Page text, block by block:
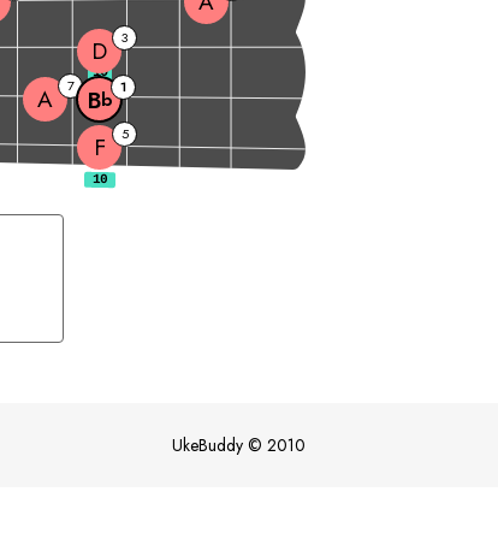
F 5
A 7 Bb 1
D 3
10
UkeBuddy © 2010